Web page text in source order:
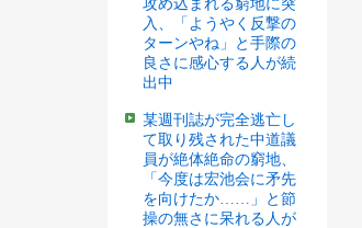
攻め込まれる窮地に突
入、「ようやく反撃の
ターンやね」と手際の
良さに感心する人が続
出中
某週刊誌が完全逃亡し
て取り残された中道議
員が絶体絶命の窮地、
「今度は宏池会に矛先
を向けたか……」と節
操の無さに呆れる人が